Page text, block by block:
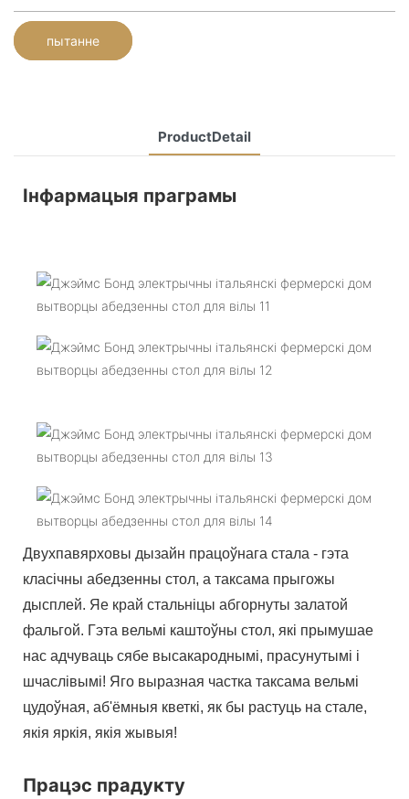
пытанне
ProductDetail
Інфармацыя праграмы
Двухпавярховы дызайн працоўнага стала - гэта
класічны абедзенны стол, а таксама прыгожы
дысплей. Яе край стальніцы абгорнуты залатой
фальгой. Гэта вельмі каштоўны стол, які прымушае
нас адчуваць сябе высакароднымі, прасунутымі і
шчаслівымі! Яго выразная частка таксама вельмі
цудоўная, аб'ёмныя кветкі, як бы растуць на стале,
якія яркія, якія жывыя!
Працэс прадукту